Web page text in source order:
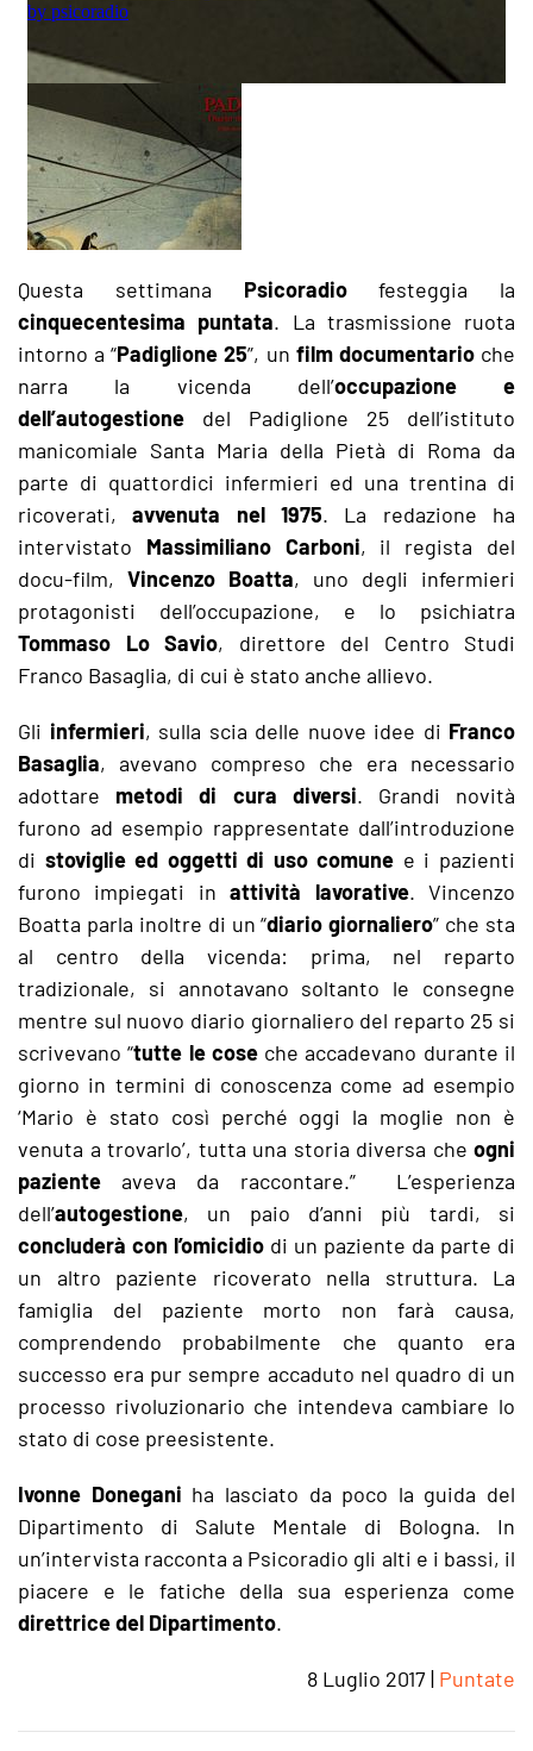
Questa settimana Psicoradiofesteggia la
cinquecentesima puntata. La trasmissione ruota
intorno a “Padiglione 25”, un film documentarioche
narra la vicenda dell’occupazione e
dell’autogestione del Padiglione 25 dell’istituto
manicomiale Santa Maria della Pietà di Roma da
parte di quattordici infermieri ed una trentina di
ricoverati,avvenuta nel 1975. La redazione ha
intervistato Massimiliano Carboni, il regista del
docu-film, Vincenzo Boatta, uno degli infermieri
protagonisti dell’occupazione, e lo psichiatra
Tommaso Lo Savio, direttore del Centro Studi
Franco Basaglia, di cui è stato anche allievo.
Gli infermieri, sulla scia delle nuove idee di Franco
Basaglia, avevano compreso che era necessario
adottare metodi di cura diversi. Grandi novità
furono ad esempio rappresentate dall’introduzione
di stoviglie ed oggetti di uso comune e i pazienti
furono impiegati inattività lavorative. Vincenzo
Boatta parla inoltre di un “diario giornaliero” che sta
al centro della vicenda: prima, nel reparto
tradizionale, si annotavano soltanto le consegne
mentre sul nuovo diario giornaliero del reparto 25 si
scrivevano “tutte le coseche accadevano durante il
giorno in termini di conoscenza come ad esempio
‘Mario è stato così perché oggi la moglie non è
venuta a trovarlo’, tutta una storia diversa che ogni
paziente aveva da raccontare.” L’esperienza
dell’autogestione, un paio d’anni più tardi, si
concluderà con l’omicidio di un paziente da parte di
un altro paziente ricoverato nella struttura. La
famiglia del paziente morto non farà causa,
comprendendo probabilmente che quanto era
successo era pur sempre accaduto nel quadro di un
processo rivoluzionario che intendeva cambiare lo
stato di cose preesistente.
Ivonne Donegani ha lasciato da poco la guida del
Dipartimento di Salute Mentale di Bologna. In
un’intervista racconta a Psicoradio gli alti e i bassi, il
piacere e le fatiche della sua esperienza come
direttrice del Dipartimento.
8 Luglio 2017| Puntate